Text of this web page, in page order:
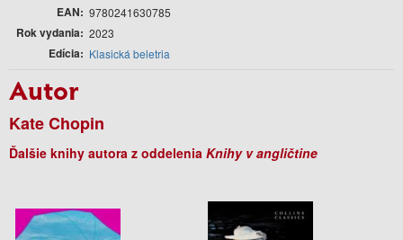
EAN 9780241630785
Rok vydania 2023
Edícia Klasická beletria
Autor
Kate Chopin
Ďalšie knihy autora z oddelenia Knihy v angličtine